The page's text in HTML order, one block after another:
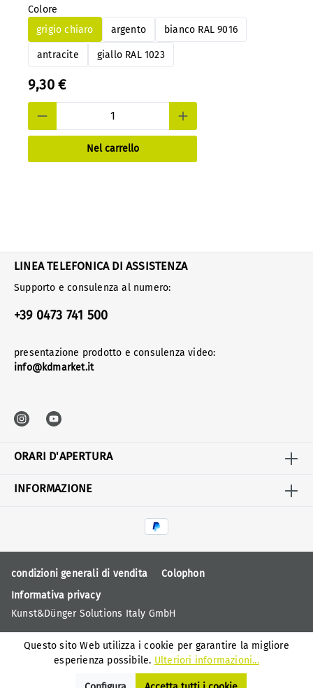
modificare facilmente il codice colore in qualsiasi
momento e in un secondo momento, senza doverlo
smontare.
Colore
grigio chiaro
argento bianco RAL 9016
antracite giallo RAL 1023
9,30 €
Nel carrello
LINEA TELEFONICA DI ASSISTENZA
Supporto e consulenza al numero:
+39 0473 741 500
presentazione prodotto e consulenza video:
info@kdmarket.it
ORARI D'APERTURA
INFORMAZIONE
condizioni generali di vendita
Colophon
Informativa privacy
Kunst&Dünger Solutions Italy GmbH
Questo sito Web utilizza i cookie per garantire la migliore
esperienza possibile. Ulteriori informazioni...